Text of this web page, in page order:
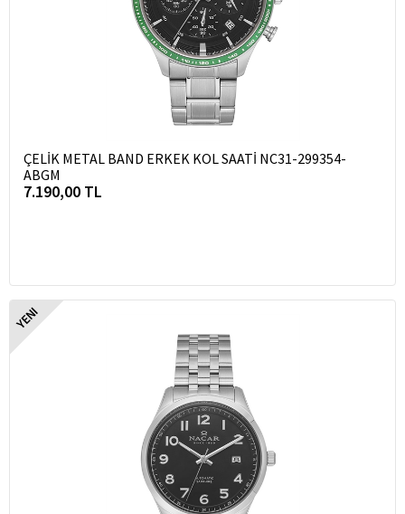
ÇELİK METAL BAND ERKEK KOL SAATİ NC31-299354-
ABGM
7.190,00 TL
YENI